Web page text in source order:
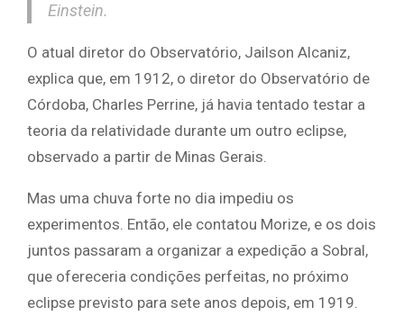
Einstein.
O atual diretor do Observatório, Jailson Alcaniz,
explica que, em 1912, o diretor do Observatório de
Córdoba, Charles Perrine, já havia tentado testar a
teoria da relatividade durante um outro eclipse,
observado a partir de Minas Gerais.
Mas uma chuva forte no dia impediu os
experimentos. Então, ele contatou Morize, e os dois
juntos passaram a organizar a expedição a Sobral,
que ofereceria condições perfeitas, no próximo
eclipse previsto para sete anos depois, em 1919.